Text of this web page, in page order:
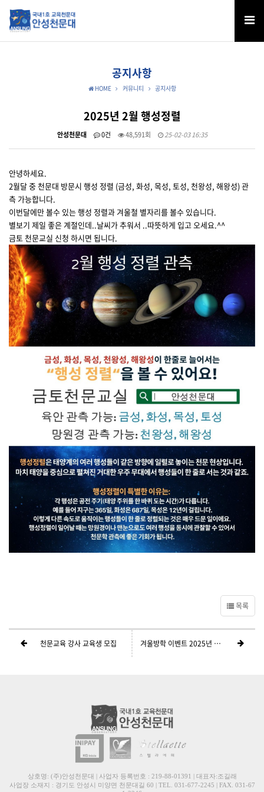
공지사항
HOME 커뮤니티 공지사항
2025년 2월 행성정렬
안성천문대 0건 48,591회 25-02-03 16:35
안녕하세요.
2월달 중 천문대 방문시 행성 정렬 (금성, 화성, 목성, 토성, 천왕성, 해왕성) 관
측 가능합니다.
이번달에만 볼수 있는 행성 정렬과 겨울철 별자리를 볼수 있습니다.
별보기 제일 좋은 계절인데..날씨가 추워서 ..따뜻하게 입고 오세요.^^
금토 천문교실 신청 하시면 됩니다.
목록
천문교육 강사 교육생 모집 겨울방학 이벤트 2025년 천문달력 증정
상호명: (주)안성천문대 | 사업자 등록번호 : 219-88-01391 | 대표자:조길래
사업장 소재지 : 경기도 안성시 미양면 천문대길 60 | TEL. 031-677-2245 | FAX. 031-67